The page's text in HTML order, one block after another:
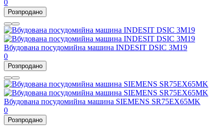
0
Розпродано
Вбудована посудомийна машина INDESIT DSIC 3M19
0
Розпродано
Вбудована посудомийна машина SIEMENS SR75EX65MK
0
Розпродано